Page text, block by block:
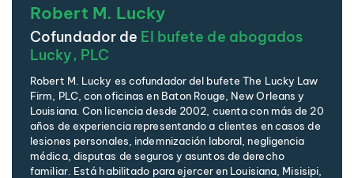
Robert M. Lucky
Cofundador de El bufete de abogados
Lucky, PLC
Robert M. Lucky es cofundador del bufete The Lucky Law
Firm, PLC, con oficinas en Baton Rouge, New Orleans y
Louisiana. Con licencia desde 2002, cuenta con más de 20
años de experiencia representando a clientes en casos de
lesiones personales, indemnización laboral, negligencia
médica, disputas de seguros y asuntos de derecho
familiar. Está habilitado para ejercer en Louisiana, Misisipi,